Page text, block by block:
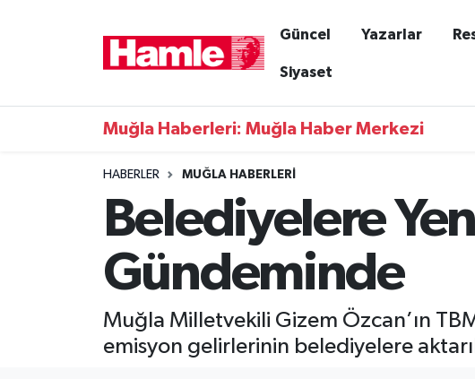
Güncel Yazarlar
Siyaset
Muğla Haberleri: Muğla Haber Merkezi
HABERLER MUĞLA HABERLERI
Belediyelere
Gündeminde
Muğla Milletvekili Gizem Özcan’ın
emisyon gelirlerinin belediyelere
Muğla Haber
Muğla Nöbetçi Eczaneler
Muğla Trafik Yoğunluk Haritası
Süper Lig Puan Durumu ve Fikstür
Son Dakika Haberleri